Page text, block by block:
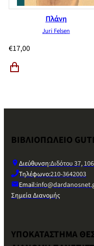
Πλάνη
Juri Felsen
€17,00
ΒΙΒΛΙΟΠΩΛΕΙΟ
Διεύθυνση:Διδότου 37,
Τηλέφωνο:210-3642003
Email:
Σημεία Διανομής
ΥΠΟΚΑΤΑΣΤΗΜΑ